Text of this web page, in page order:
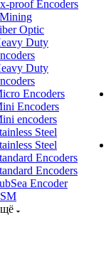
proof Encoders
Optic
Duty
Duty
Encoders
Encoders
encoders
Steel
Steel
Encoders
Encoders
Encoder